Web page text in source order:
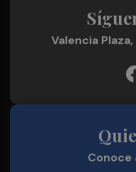
Valencia
Conoce